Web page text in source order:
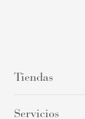
Tiendas
Servicios